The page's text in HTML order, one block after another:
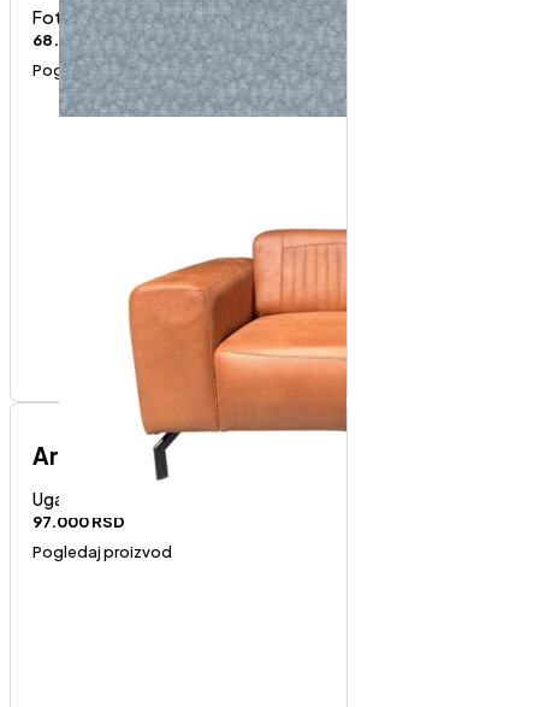
Fotelje
68.000RSD
Pogledaj proizvod
Art-desni ugao
Ugaone garniture
97.000RSD
Pogledaj proizvod